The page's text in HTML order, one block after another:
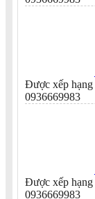
Được xếp hạng
0936669983
Được xếp hạng
0936669983